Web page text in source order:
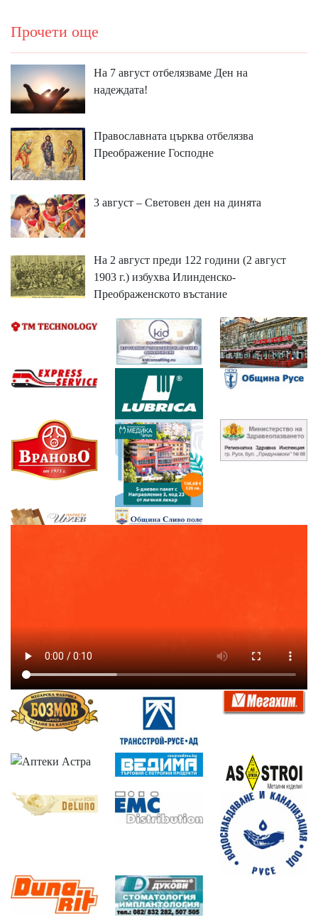
Прочети още
На 7 август отбелязваме Ден на
надеждата!
Православната църква отбелязва
Преображение Господне
3 август – Световен ден на динята
На 2 август преди 122 години (2 август
1903 г.) избухва Илинденско-
Преображенското въстание